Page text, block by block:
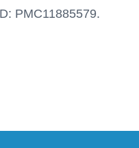
PMC11885579.